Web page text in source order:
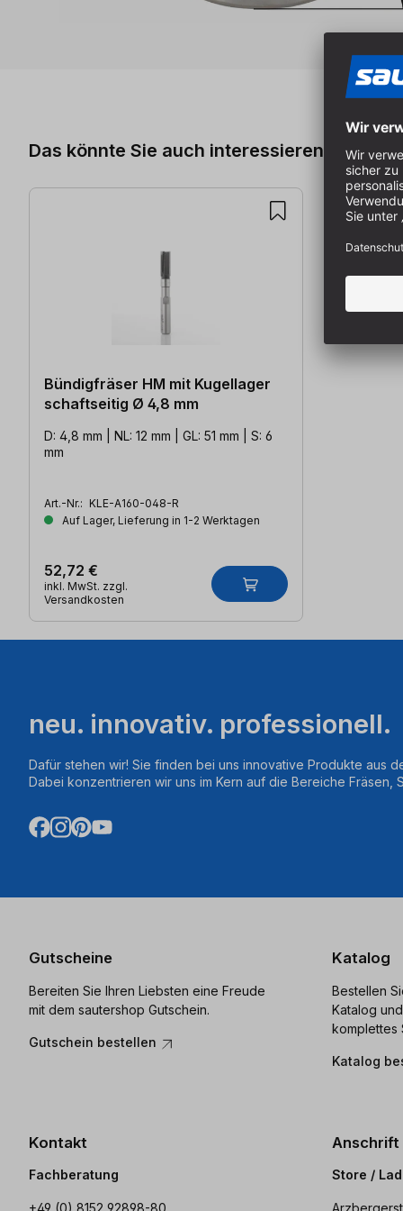
Das könnte Sie auch interessieren
Bündigfräser HM mit Kugellager
schaftseitig Ø 4,8 mm
D: 4,8 mm | NL: 12 mm | GL: 51 mm | S: 6
mm
Art.-Nr.: KLE-A160-048-R
Auf Lager, Lieferung in 1-2 Werktagen
52,72 €
inkl. MwSt. zzgl.
Versandkosten
neu. innovativ. professionell.
Dafür stehen wir! Sie finden bei uns innovative Produkte aus
Dabei konzentrieren wir uns im Kern auf die Bereiche Fräsen,
Gutscheine
Bereiten Sie Ihren Liebsten eine Freude
mit dem sautershop Gutschein.
Gutschein bestellen
Katalog
Bestellen
Katalog
komplettes
Katalog
Kontakt
Fachberatung
+49 (0) 8152 92898-80
Anschrift
Store /